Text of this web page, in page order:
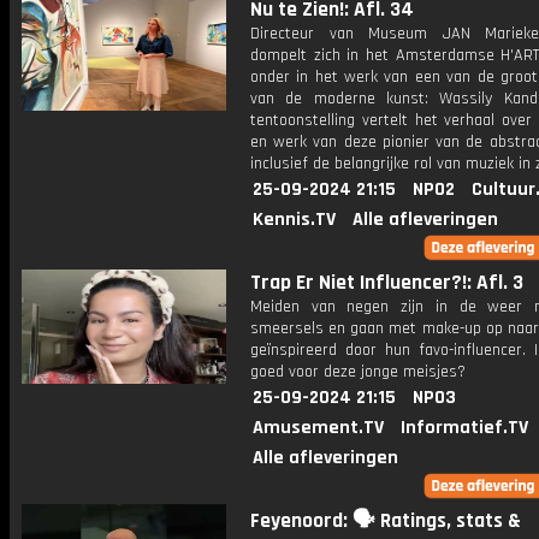
Nu te Zien!: Afl. 34
Directeur van Museum JAN
dompelt zich in het Amsterdamse
onder in het werk van een van de
van de moderne kunst: Wassily
tentoonstelling vertelt het verhaal over
en werk van deze pionier van de
inclusief de belangrijke rol van muziek in
25-09-2024 21:15 NPO2
Kennis.TV
Alle afleveringen
Trap Er Niet Influencer?!: Afl. 3
Meiden van negen zijn in de weer
smeersels en gaan met make-up op
geïnspireerd door hun favo-
goed voor deze jonge meisjes?
25-09-2024 21:15
NPO3
Amusement.TV
Informatief.TV
Alle afleveringen
Feyenoord: 🗣 Ratings, stats &